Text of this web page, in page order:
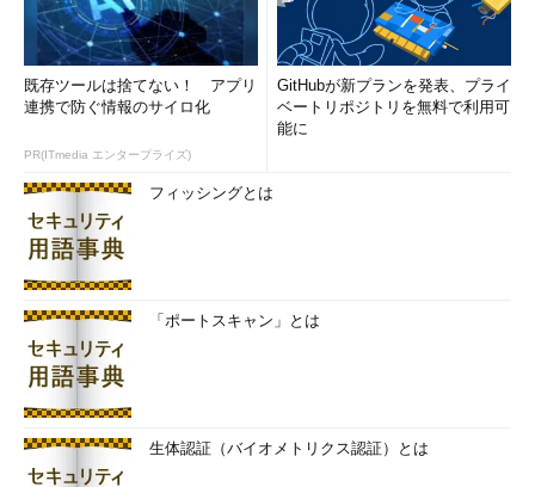
既存ツールは捨てない！ アプリ
連携で防ぐ情報のサイロ化
PR(ITmedia エンタープライズ)
GitHubが新プランを発表、プライ
ベートリポジトリを無料で利用可
能に
フィッシングとは
「ポートスキャン」とは
生体認証（バイオメトリクス認証）とは